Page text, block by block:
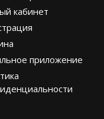
кабинет
приложение